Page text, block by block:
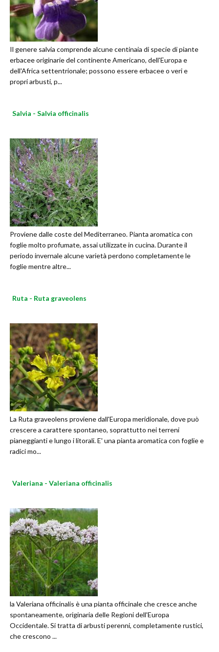
Il genere salvia comprende alcune centinaia di specie di piante
erbacee originarie del continente Americano, dell'Europa e
dell'Africa settentrionale; possono essere erbacee o veri e
propri arbusti, p...
Salvia - Salvia officinalis
Proviene dalle coste del Mediterraneo. Pianta aromatica con
foglie molto profumate, assai utilizzate in cucina. Durante il
periodo invernale alcune varietà perdono completamente le
foglie mentre altre...
Ruta - Ruta graveolens
La Ruta graveolens proviene dall'Europa meridionale, dove può
crescere a carattere spontaneo, soprattutto nei terreni
pianeggianti e lungo i litorali. E' una pianta aromatica con foglie e
radici mo...
Valeriana - Valeriana officinalis
la Valeriana officinalis è una pianta officinale che cresce anche
spontaneamente, originaria delle Regioni dell'Europa
Occidentale. Si tratta di arbusti perenni, completamente rustici,
che crescono ...